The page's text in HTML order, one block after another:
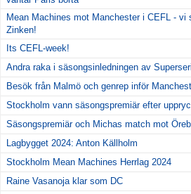
Mean Machines mot Manchester i CEFL - vi
Zinken!
Its CEFL-week!
Andra raka i säsongsinledningen av
Besök från Malmö och genrep inför
Stockholm vann säsongspremiär efter
Säsongspremiär och Michas match mot
Lagbygget 2024: Anton Källholm
Stockholm Mean Machines Herrlag 2024
Raine Vasanoja klar som DC